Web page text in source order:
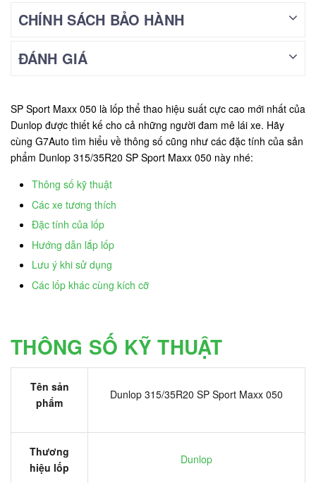
CHÍNH SÁCH BẢO HÀNH
ĐÁNH GIÁ
SP Sport Maxx 050 là lốp thể thao hiệu suất cực cao mới nhất của
Dunlop được thiết kế cho cả những người đam mê lái xe. Hãy
cùng G7Auto tìm hiểu về thông số cũng như các đặc tính của sản
phẩm Dunlop 315/35R20 SP Sport Maxx 050 này nhé:
Thông số kỹ thuật
Các xe tương thích
Đặc tính của lốp
Hướng dẫn lắp lốp
Lưu ý khi sử dụng
Các lốp khác cùng kích cỡ
THÔNG SỐ KỸ THUẬT
Tên sản
phẩm
Dunlop 315/35R20 SP Sport Maxx 050
Thương
hiệu lốp
Dunlop